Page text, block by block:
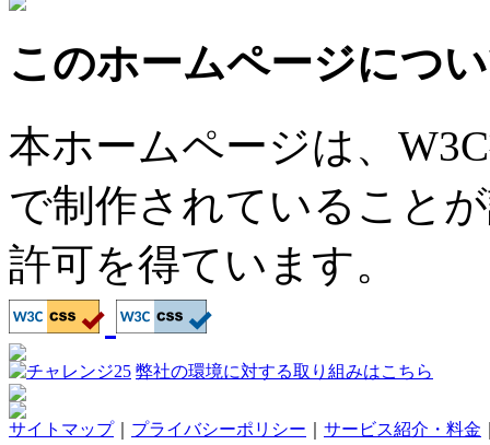
このホームページにつ
本ホームページは、
で制作されていること
許可を得ています。
弊社の環境に対する取り組みはこちら
サイトマップ｜ プライバシーポリシー サービス紹介・料金